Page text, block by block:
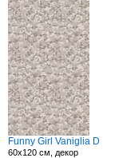
Funny Girl Vaniglia D
60x120 см, декор